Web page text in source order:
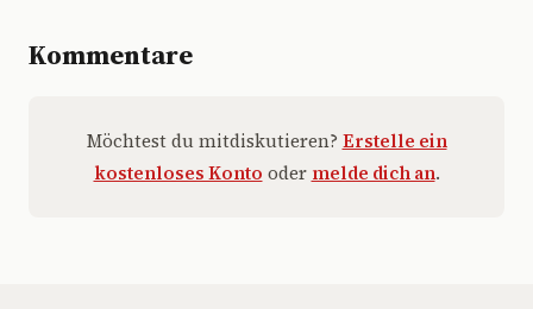
Kommentare
Möchtest du mitdiskutieren? Erstelle ein
kostenloses Konto oder melde dich an.